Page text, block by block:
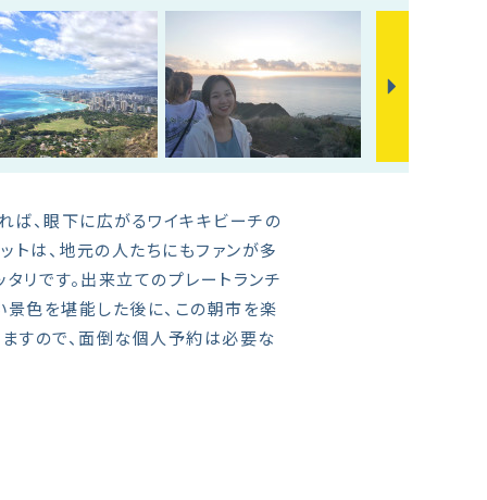
ば、眼下に広がるワイキキビーチの
トは、地元の人たちにもファンが多
リです。出来立てのプレートランチ
色を堪能した後に、この朝市を楽
すので、面倒な個人予約は必要な